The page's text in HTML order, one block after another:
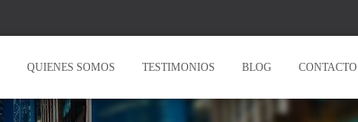
QUIENES SOMOS TESTIMONIOS BLOG CONTACTO